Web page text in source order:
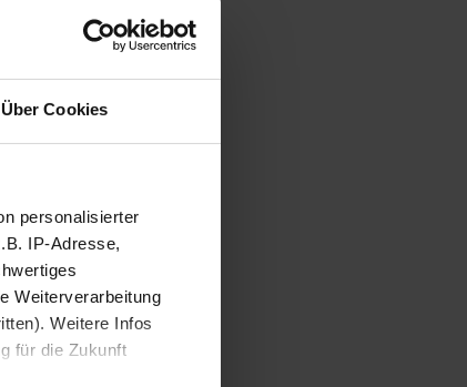
Über Cookies
personalisierter
IP-Adresse,
Weiterverarbeitung
Weitere Infos
für die Zukunft